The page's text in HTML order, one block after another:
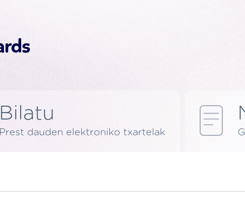
Bilatu
Prest dauden elektroniko txartelak